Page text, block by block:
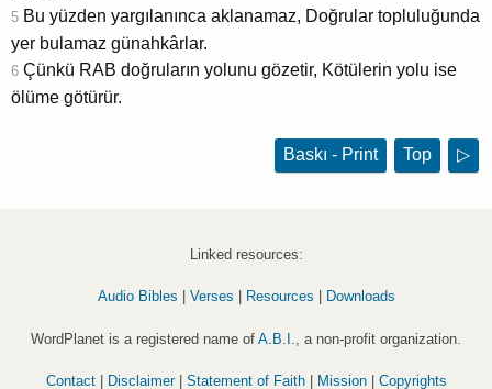
5 Bu yüzden yargılanınca aklanamaz, Doğrular topluluğunda
yer bulamaz günahkârlar.
6 Çünkü RAB doğruların yolunu gözetir, Kötülerin yolu ise
ölüme götürür.
Baskı - Print Top ▷
Linked resources:
Audio Bibles Verses Resources Downloads
WordPlanet is a registered name of A.B.I. , a non-profit organization.
Contact| Disclaimer| Statement of Faith| Mission| Copyrights